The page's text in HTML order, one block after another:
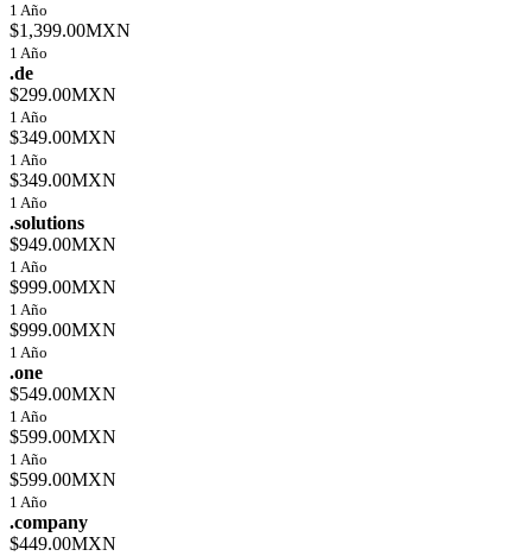
1 Año
$1,399.00MXN
1 Año
.de
$299.00MXN
1 Año
$349.00MXN
1 Año
$349.00MXN
1 Año
.solutions
$949.00MXN
1 Año
$999.00MXN
1 Año
$999.00MXN
1 Año
.one
$549.00MXN
1 Año
$599.00MXN
1 Año
$599.00MXN
1 Año
.company
$449.00MXN